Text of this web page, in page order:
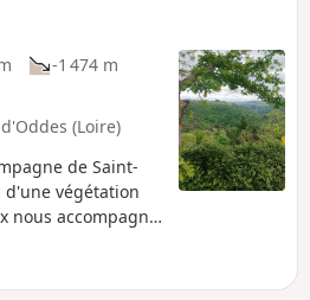
-1 474 m
(Loire)
de Saint-
d'une végétation
nous accompagne